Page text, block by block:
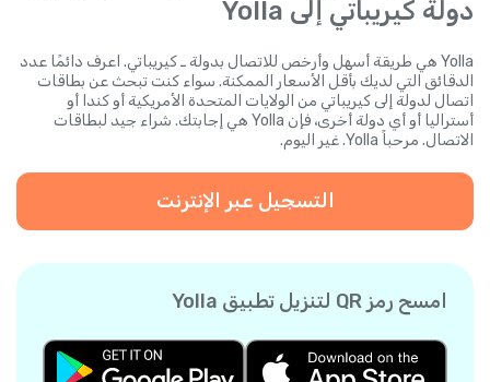
دولة كيريباتي إلى Yolla
Yolla هي طريقة أسهل وأرخص للاتصال بدولة ـ كيريباتي. اعرف دائمًا عدد
الدقائق التي لديك بأقل الأسعار الممكنة. سواء كنت تبحث عن بطاقات
اتصال لدولة إلى كيريباتي من الولايات المتحدة الأمريكية أو كندا أو
أستراليا أو أي دولة أخرى، فإن Yolla هي إجابتك. شراء جيد لبطاقات
الاتصال. مرحباً Yolla. غير اليوم.
التسجيل عبر الإنترنت
امسح رمز QR لتنزيل تطبيق Yolla